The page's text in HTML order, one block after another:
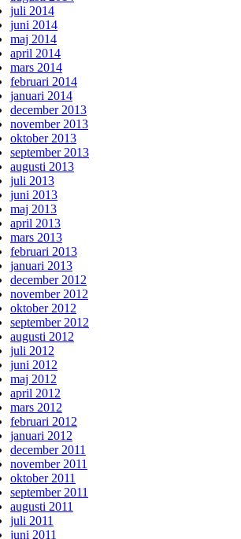
juli 2014
juni 2014
maj 2014
april 2014
mars 2014
februari 2014
januari 2014
december 2013
november 2013
oktober 2013
september 2013
augusti 2013
juli 2013
juni 2013
maj 2013
april 2013
mars 2013
februari 2013
januari 2013
december 2012
november 2012
oktober 2012
september 2012
augusti 2012
juli 2012
juni 2012
maj 2012
april 2012
mars 2012
februari 2012
januari 2012
december 2011
november 2011
oktober 2011
september 2011
augusti 2011
juli 2011
juni 2011